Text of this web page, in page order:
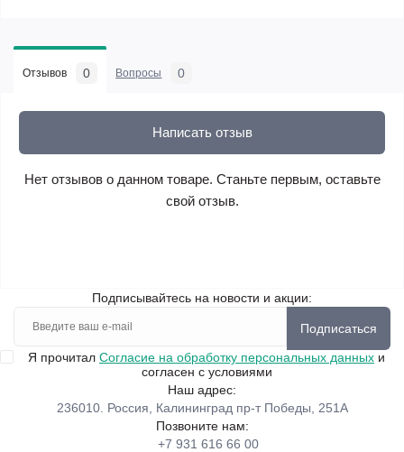
Отзывов 0 Вопросы 0
Написать отзыв
Нет отзывов о данном товаре. Станьте первым, оставьте
свой отзыв.
Подписывайтесь на новости и акции:
Подписаться
Я прочитал Согласие на обработку персональных данных и
согласен с условиями
Наш адрес:
236010. Россия, Калининград пр-т Победы, 251А
Позвоните нам:
+7 931 616 66 00